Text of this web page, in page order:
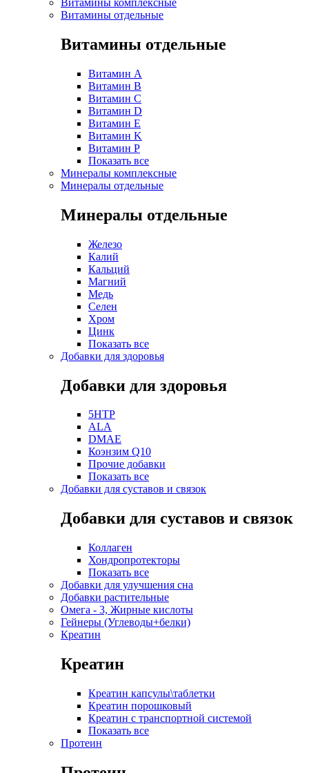
Витамины комплексные
Витамины отдельные
Витамины отдельные
Витамин A
Витамин B
Витамин C
Витамин D
Витамин E
Витамин K
Витамин P
Показать все
Минералы комплексные
Минералы отдельные
Минералы отдельные
Железо
Калий
Кальций
Магний
Медь
Селен
Хром
Цинк
Показать все
Добавки для здоровья
Добавки для здоровья
5HTP
ALA
DMAE
Коэнзим Q10
Прочие добавки
Показать все
Добавки для суставов и связок
Добавки для суставов и связок
Коллаген
Хондропротекторы
Показать все
Добавки для улучшения сна
Добавки растительные
Омега - 3, Жирные кислоты
Гейнеры (Углеводы+белки)
Креатин
Креатин
Креатин капсулы\таблетки
Креатин порошковый
Креатин с транспортной системой
Показать все
Протеин